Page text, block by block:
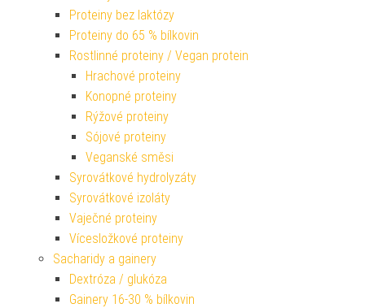
Proteiny bez laktózy
Proteiny do 65 % bílkovin
Rostlinné proteiny / Vegan protein
Hrachové proteiny
Konopné proteiny
Rýžové proteiny
Sójové proteiny
Veganské směsi
Syrovátkové hydrolyzáty
Syrovátkové izoláty
Vaječné proteiny
Vícesložkové proteiny
Sacharidy a gainery
Dextróza / glukóza
Gainery 16-30 % bílkovin